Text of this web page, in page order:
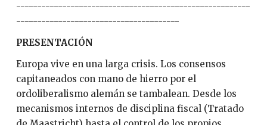
--------------------------------------------------------
---------------------------------------
PRESENTACIÓN
Europa vive en una larga crisis. Los consensos
capitaneados con mano de hierro por el
ordoliberalismo alemán se tambalean. Desde los
mecanismos internos de disciplina fiscal (Tratado